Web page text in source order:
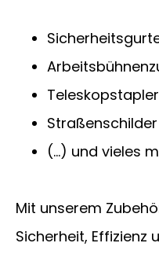
Straßenschilder
(…) und vieles
Mit unserem
Sicherheit, Effizienz